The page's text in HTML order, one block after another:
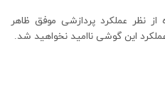
وان پلاس 11 همواره از نظر عملکرد پردازشی موفق ظاهر
این گوشی ناامید نخواهید شد.